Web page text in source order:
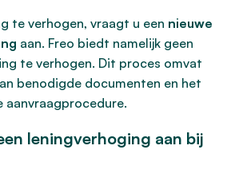
te verhogen, vraagt u een nieuwe
aan. Freo biedt namelijk geen
te verhogen. Dit proces omvat
benodigde documenten en het
aanvraagprocedure.
leningverhoging aan bij